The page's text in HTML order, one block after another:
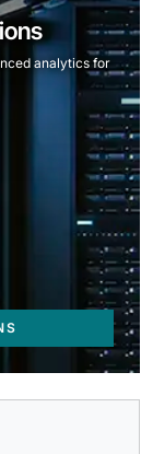
analytics for